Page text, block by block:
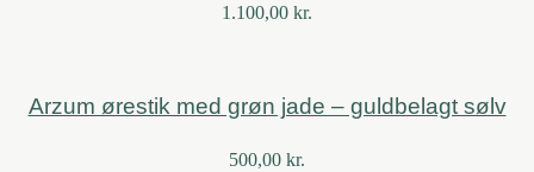
1.100,00 kr.
Arzum ørestik med grøn jade – guldbelagt sølv
500,00 kr.